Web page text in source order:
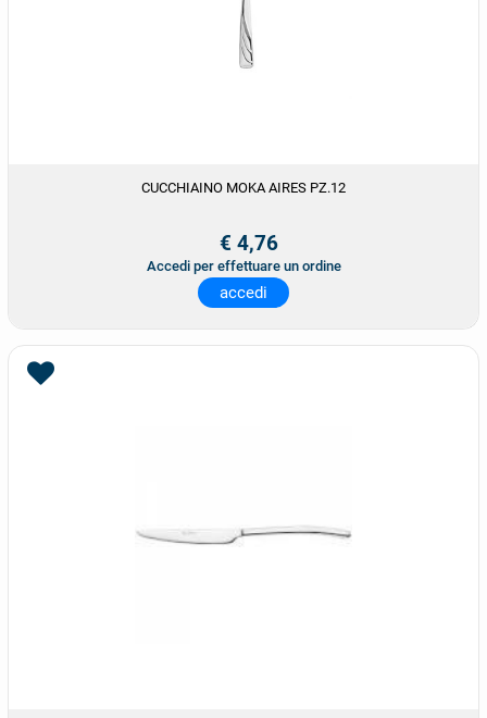
CUCCHIAINO MOKA AIRES PZ.12
€ 4,76
Accedi per effettuare un ordine
accedi